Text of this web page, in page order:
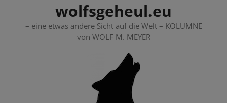
wolfsgeheul.eu
– eine etwas andere Sicht auf die Welt – KOLUMNE
von WOLF M. MEYER